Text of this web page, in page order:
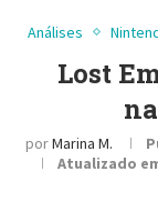
Análises
Lost
porMarina M.
Atualizado